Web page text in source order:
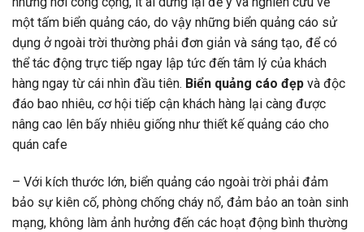
một tấm biển quảng cáo, do vậy những biển quảng cáo sử
dụng ở ngoài trời thường phải đơn giản và sáng tạo, để có
thể tác động trực tiếp ngay lập tức đến tâm lý của khách
hàng ngay từ cái nhìn đầu tiên. Biển quảng cáo đẹp và độc
đáo bao nhiêu, cơ hội tiếp cận khách hàng lại càng được
nâng cao lên bấy nhiêu giống như thiết kế quảng cáo cho
quán cafe
– Với kích thước lớn, biển quảng cáo ngoài trời phải đảm
bảo sự kiên cố, phòng chống cháy nổ, đảm bảo an toàn sinh
mạng, không làm ảnh hưởng đến các hoạt động bình thường